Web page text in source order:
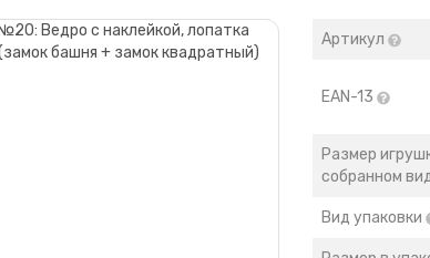
Артикул
EAN-13
Размер
собранном
Вид упаковки